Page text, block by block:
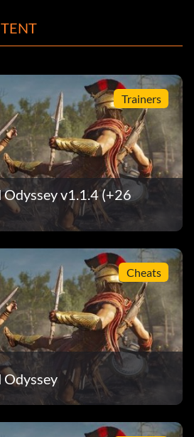
Trainers
Odyssey v1.1.4 (+26
Cheats
Odyssey